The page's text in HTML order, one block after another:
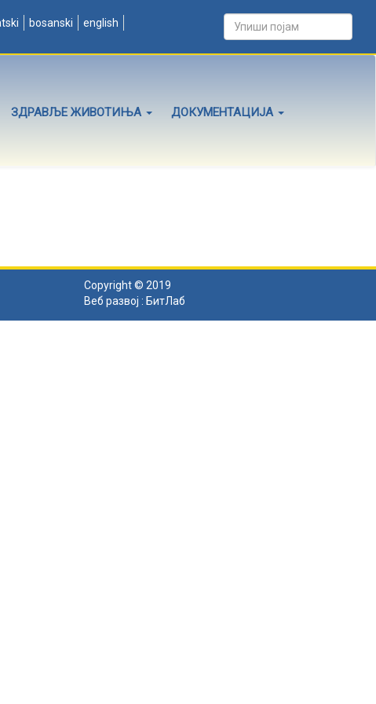
bosanski english
ЗДРАВЉЕ ЖИВОТИЊА ДОКУМЕНТАЦИЈА
Copyright © 2019
Веб развој : БитЛаб